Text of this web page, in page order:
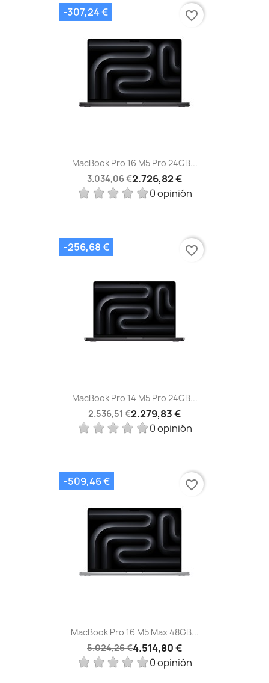
MacBook Pro 16 M5 Pro 24GB...
3.034,06 €2.726,82 €
0 opinión
-307,24 € favorite_border
MacBook Pro 14 M5 Pro 24GB...
2.536,51 €2.279,83 €
0 opinión
-256,68 € favorite_border
MacBook Pro 16 M5 Max 48GB...
5.024,26 €4.514,80 €
0 opinión
-509,46 € favorite_border